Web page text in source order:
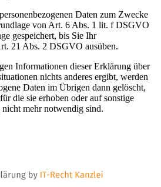
Daten zum Zwecke
von Art. 6 Abs. 1 lit. f DSGVO
gespeichert, bis Sie Ihr
21 Abs. 2 DSGVO ausüben.
Informationen dieser Erklärung über
nichts anderes ergibt, werden
Daten im Übrigen dann gelöscht,
die sie erhoben oder auf sonstige
mehr notwendig sind.